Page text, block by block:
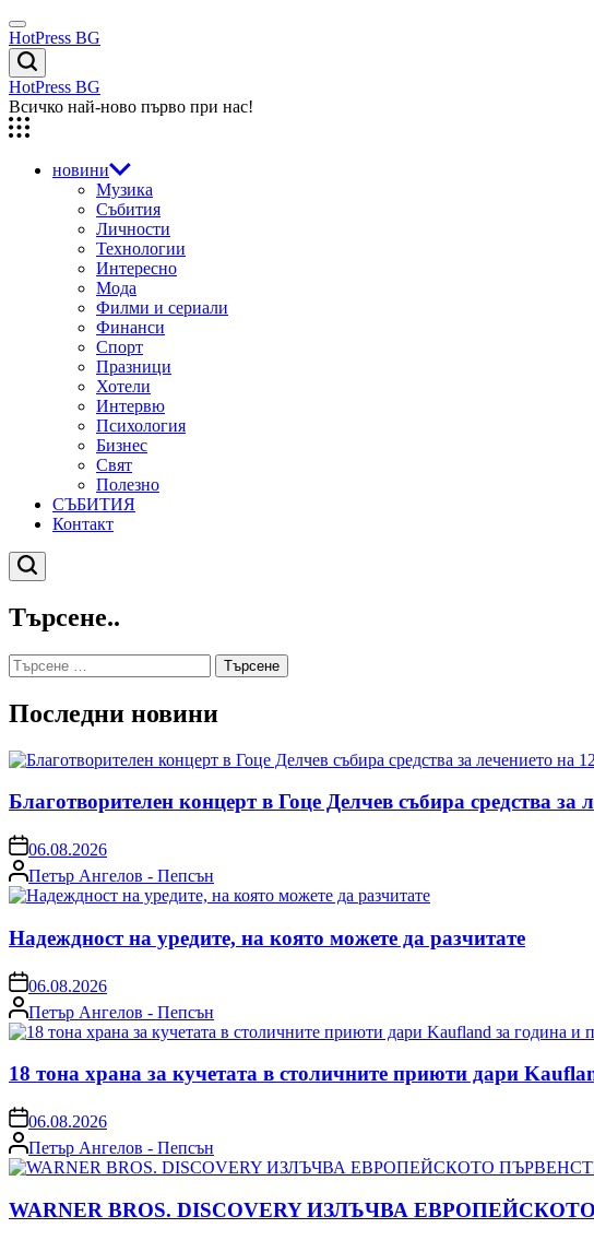
Skip
to
content
Menu
HotPress BG
Търсене
HotPress BG
Всичко най-ново първо при нас!
новини
Музика
Събития
Личности
Технологии
Интересно
Мода
Филми и сериали
Финанси
Спорт
Празници
Хотели
Интервю
Психология
Бизнес
Свят
Полезно
СЪБИТИЯ
Контакт
Търсене
Търсене..
Търсене
за:
Последни новини
Благотворителен концерт в Гоце Делчев събира средства
on06.08.2026
Posted
by
Петър Ангелов - Пепсън
Надеждност на уредите, на която можете да разчитате
on06.08.2026
Posted
by
Петър Ангелов - Пепсън
18 тона храна за кучетата в столичните приюти дари
on06.08.2026
Posted
by
Петър Ангелов - Пепсън
WARNER BROS. DISCOVERY ИЗЛЪЧВА